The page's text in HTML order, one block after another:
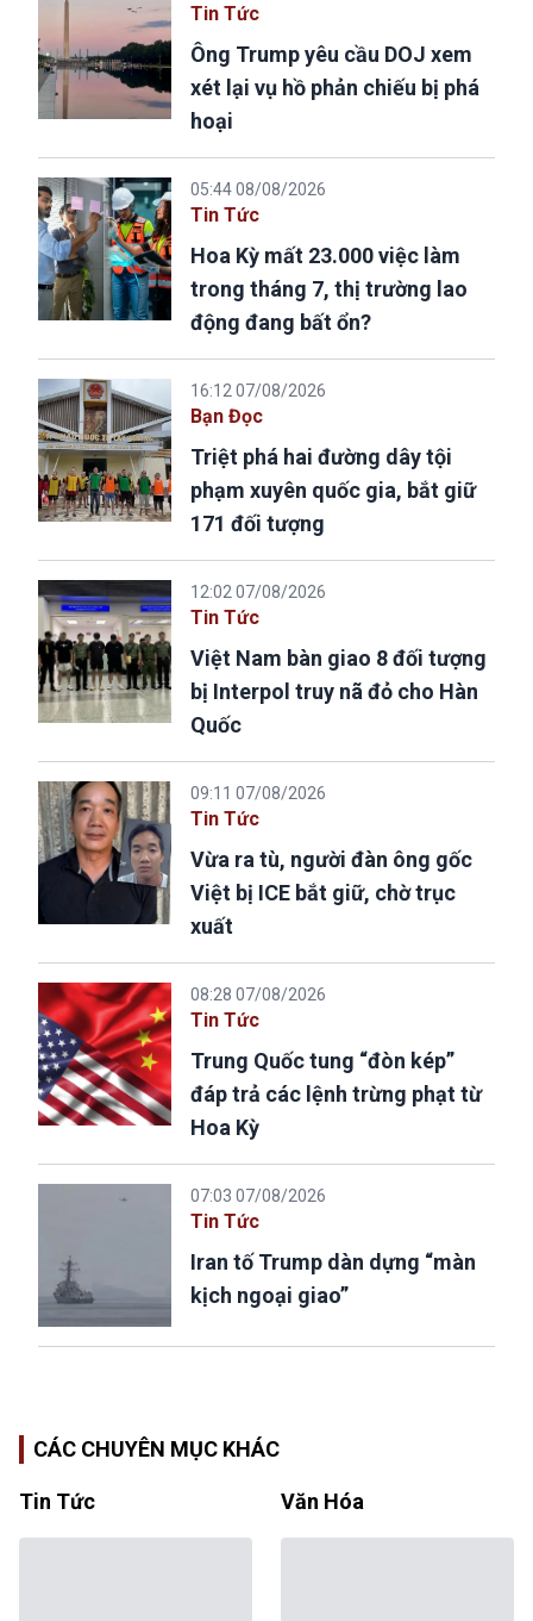
Tin Tức
Ông Trump yêu cầu DOJ xem
xét lại vụ hồ phản chiếu bị phá
hoại
05:44 08/08/2026
Tin Tức
Hoa Kỳ mất 23.000 việc làm
trong tháng 7, thị trường lao
động đang bất ổn?
16:12 07/08/2026
Bạn Đọc
Triệt phá hai đường dây tội
phạm xuyên quốc gia, bắt giữ
171 đối tượng
12:02 07/08/2026
Tin Tức
Việt Nam bàn giao 8 đối tượng
bị Interpol truy nã đỏ cho Hàn
Quốc
09:11 07/08/2026
Tin Tức
Vừa ra tù, người đàn ông gốc
Việt bị ICE bắt giữ, chờ trục
xuất
08:28 07/08/2026
Tin Tức
Trung Quốc tung “đòn kép”
đáp trả các lệnh trừng phạt từ
Hoa Kỳ
07:03 07/08/2026
Tin Tức
Iran tố Trump dàn dựng “màn
kịch ngoại giao”
CÁC CHUYÊN MỤC KHÁC
Tin Tức Văn Hóa